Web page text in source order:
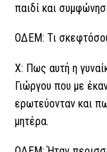
παιδί και
ΟΔΕΜ: Τι
Χ: Πως αυτή η
Γιώργου που με
ερωτεύονταν και
μητέρα.